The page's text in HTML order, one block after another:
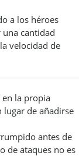
a los héroes
cantidad
velocidad de
en la propia
lugar de añadirse
antes de
de ataques no es